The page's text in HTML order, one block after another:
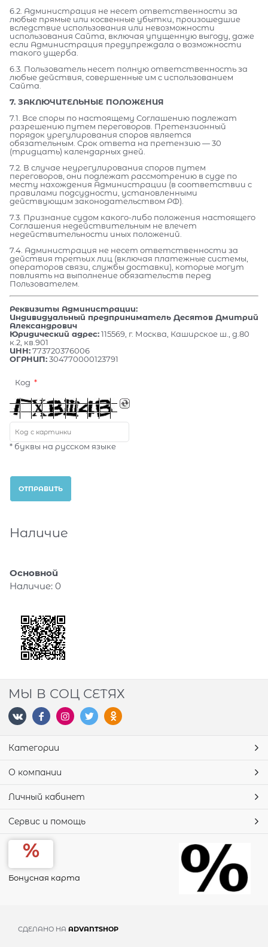
6.2. Администрация не несет ответственности за
любые прямые или косвенные убытки, произошедшие
вследствие использования или невозможности
использования Сайта, включая упущенную выгоду, даже
если Администрация предупреждала о возможности
такого ущерба.
6.3. Пользователь несет полную ответственность за
любые действия, совершенные им с использованием
Сайта.
7. ЗАКЛЮЧИТЕЛЬНЫЕ ПОЛОЖЕНИЯ
7.1. Все споры по настоящему Соглашению подлежат
разрешению путем переговоров. Претензионный
порядок урегулирования споров является
обязательным. Срок ответа на претензию — 30
(тридцать) календарных дней.
7.2. В случае неурегулирования споров путем
переговоров, они подлежат рассмотрению в суде по
месту нахождения Администрации (в соответствии с
правилами подсудности, установленными
действующим законодательством РФ).
7.3. Признание судом какого-либо положения настоящего
Соглашения недействительным не влечет
недействительности иных положений.
7.4. Администрация не несет ответственности за
действия третьих лиц (включая платежные системы,
операторов связи, службы доставки), которые могут
повлиять на выполнение обязательств перед
Пользователем.
Реквизиты Администрации:
Индивидуальный предприниматель Десятов Дмитрий
Александрович
Юридический адрес:115569, г. Москва, Каширское ш., д.80
к.2, кв.901
ИНН:773720376006
ОГРНИП:304770000123791
Код
* буквы на русском языке
Наличие
Основной
Наличие: 0
МЫ В СОЦ СЕТЯХ
Категории
О компании
Личный кабинет
Сервис и помощь
Бонусная карта
СДЕЛАНО НА ADVANTSHOP